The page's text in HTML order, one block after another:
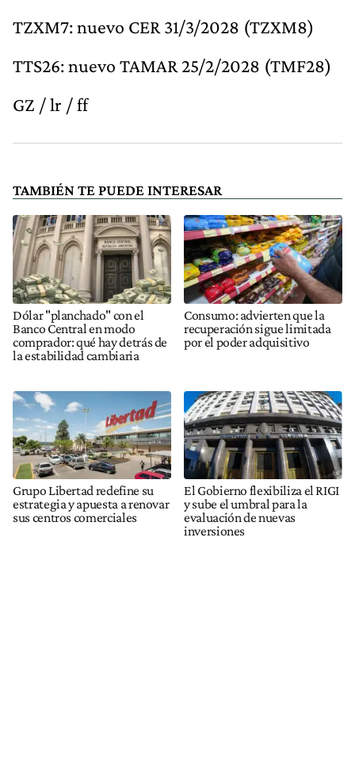
TZXM7: nuevo CER 31/3/2028 (TZXM8)
TTS26: nuevo TAMAR 25/2/2028 (TMF28)
GZ / lr / ff
TAMBIÉN TE PUEDE INTERESAR
Dólar "planchado" con el
Banco Central en modo
comprador: qué hay detrás de
la estabilidad cambiaria
Consumo: advierten que la
recuperación sigue limitada
por el poder adquisitivo
Grupo Libertad redefine su
estrategia y apuesta a renovar
sus centros comerciales
El Gobierno flexibiliza el RIGI
y sube el umbral para la
evaluación de nuevas
inversiones